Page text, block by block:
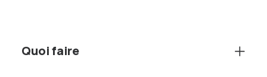
Quoi faire